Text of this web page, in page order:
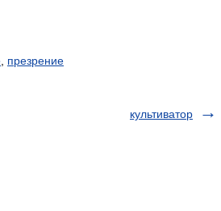
презрение
культиватор